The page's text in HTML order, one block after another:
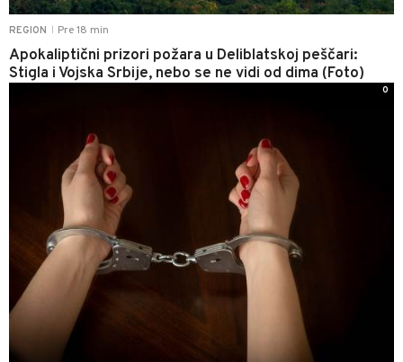
REGION Pre 18 min
Apokaliptični prizori požara u Deliblatskoj peščari:
Stigla i Vojska Srbije, nebo se ne vidi od dima (Foto)
0